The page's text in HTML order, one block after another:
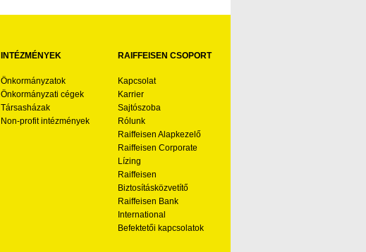
INTÉZMÉNYEK
Önkormányzatok
Önkormányzati cégek
Társasházak
Non-profit intézmények
RAIFFEISEN CSOPORT
Kapcsolat
Karrier
Sajtószoba
Rólunk
Raiffeisen Alapkezelő
Raiffeisen Corporate
Lízing
Raiffeisen
Biztosításközvetítő
Raiffeisen Bank
International
Befektetői kapcsolatok